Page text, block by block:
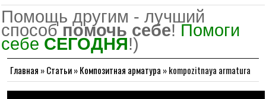
Помощь другим - лучший
способ помочь себе! Помоги
себе СЕГОДНЯ!)
Главная »Статьи»Композитная арматура »kompozitnaya armatura